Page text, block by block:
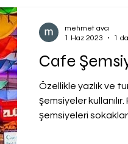
Cafe
Özellikle yazlık ve
şemsiyeler
şemsiyeleri
mehmet avcı
1 Haz 2023
1